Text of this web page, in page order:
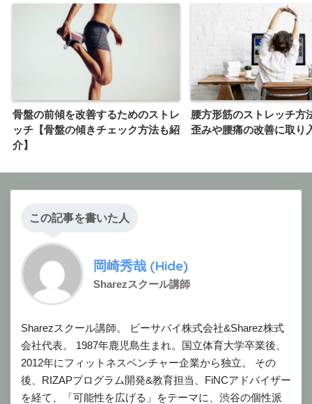
骨盤の前傾を改善するためのストレ
ッチ【骨盤の傾きチェック方法も紹
介】
腰方形筋のストレッチ方
歪みや腰痛の改善に取り
この記事を書いた人
岡崎秀哉 (Hide)
Sharezスクール講師
Sharezスクール講師。 ビーサバイ株式会社&Sharez株式
会社代表。 1987年鹿児島生まれ。国立体育大学卒業後、
2012年にフィットネスベンチャー企業から独立。 その
後、RIZAPプログラム開発&教育担当、FiNCアドバイザー
を経て、「可能性を広げる」をテーマに、渋谷の個性派